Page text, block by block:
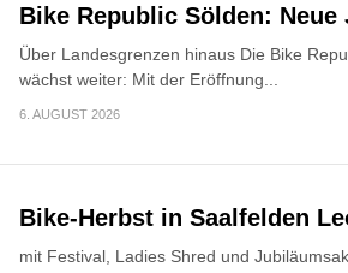
Bike Republic Sölden:
Über Landesgrenzen hinaus Die Bike
wächst weiter: Mit der Eröffnung...
6. AUGUST 2026
Bike-Herbst in Saalfelden
mit Festival, Ladies Shred und